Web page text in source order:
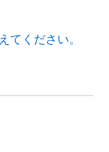
てください。